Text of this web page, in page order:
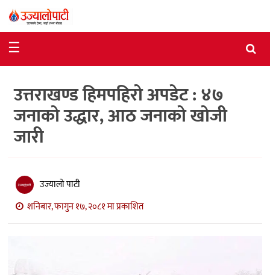
राजनीति
विशेष
आर्थिक
विचार
मनोरञ्जन
☰
उत्तराखण्ड हिमपहिरो अपडेट : ४७
जनाको उद्धार, आठ जनाको खोजी
जारी
उज्यालो पाटी
शनिबार, फागुन १७, २०८१ मा प्रकाशित